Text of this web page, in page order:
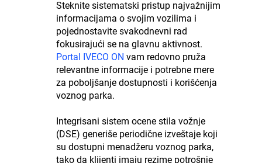
Steknite sistematski pristup najvažnijim
informacijama o svojim vozilima i
pojednostavite svakodnevni rad
fokusirajući se na glavnu aktivnost.
Portal IVECO ON vam redovno pruža
relevantne informacije i potrebne mere
za poboljšanje dostupnosti i korišćenja
voznog parka.
Integrisani sistem ocene stila vožnje
(DSE) generiše periodične izveštaje koji
su dostupni menadžeru voznog parka,
tako da klijenti imaju rezime potrošnje